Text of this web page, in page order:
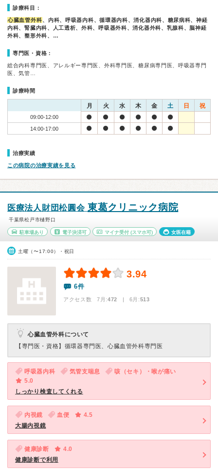
診療科目：
心臓血管外科、内科、呼吸器内科、循環器内科、消化器内科、糖尿病科、神経
内科、腎臓内科、人工透析、外科、呼吸器外科、消化器外科、乳腺科、脳神経
外科、整形外科、…
専門医・資格：
総合内科専門医、アレルギー専門医、外科専門医、糖尿病専門医、呼吸器専門
医、気管…
診療時間
月 火 水 木 金 土 日 祝
09:00-12:00
14:00-17:00
治療実績
この病院の治療実績を見る
医療法人財団松圓会 東葛クリニック病院
千葉県松戸市樋野口
駐車場あり 電子決済可 マイナ受付 (スマホ可) 女医在籍
土曜（〜17:00）・祝日
3.94
6件
アクセス数 7月:472 | 6月:513
心臓血管外科について
【専門医・資格】 循環器専門医、心臓血管外科専門医
呼吸器内科 気管支喘息
咳（セキ）・喉が痛い
5.0
しっかり検査してくれる
内視鏡 血便
4.5
大腸内視鏡
健康診断
4.0
健康診断で利用